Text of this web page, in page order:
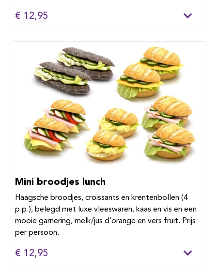
€ 12,95
Mini broodjes lunch
Haagsche broodjes, croissants en krentenbollen (4
p.p.), belegd met luxe vleeswaren, kaas en vis en een
mooie garnering, melk/jus d’orange en vers fruit. Prijs
per persoon.
€ 12,95